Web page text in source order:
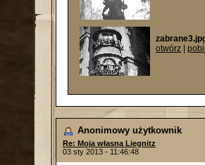
otwórz
Anonimowy użytkownik
Re: Moja własna Liegnitz
03 sty 2013 - 11:46:48